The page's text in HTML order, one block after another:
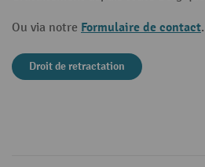
Ou via notre Formulaire de contact.
Droit de retractation